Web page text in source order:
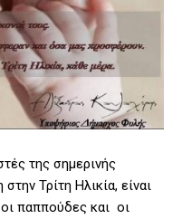
της σημερινής
Τρίτη Ηλικία, είναι
οι παππούδες και οι